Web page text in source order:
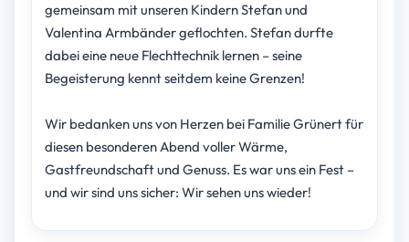
gemeinsam mit unseren Kindern Stefan und
Valentina Armbänder geflochten. Stefan durfte
dabei eine neue Flechttechnik lernen – seine
Begeisterung kennt seitdem keine Grenzen!
Wir bedanken uns von Herzen bei Familie Grünert für
diesen besonderen Abend voller Wärme,
Gastfreundschaft und Genuss. Es war uns ein Fest –
und wir sind uns sicher: Wir sehen uns wieder!